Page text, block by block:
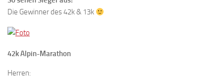
Die Gewinner des 42k & 13k
42k Alpin-Marathon
Herren: